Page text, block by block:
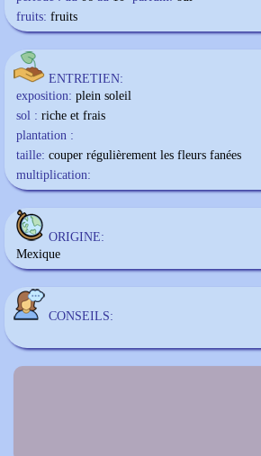
fruits: fruits
ENTRETIEN:
exposition: plein soleil
sol : riche et frais
plantation :
taille: couper régulièrement les fleurs fanées
multiplication:
ORIGINE:
Mexique
CONSEILS: